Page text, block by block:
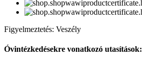
Figyelmeztetés: Veszély
Óvintézkedésekre vonatkozó utasítások: